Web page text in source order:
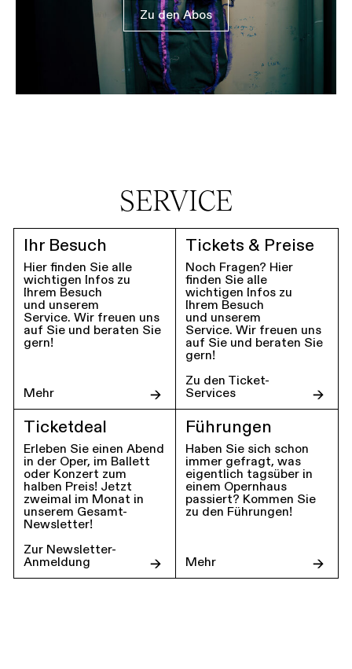
Zu den Abos
SERVICE
Ihr Besuch
Hier finden Sie alle
wichtigen Infos zu
Ihrem Besuch
und unserem
Service. Wir freuen uns
auf Sie und beraten Sie
gern!
Mehr
Tickets & Preise
Noch Fragen? Hier
finden Sie alle
wichtigen Infos zu
Ihrem Besuch
und unserem
Service. Wir freuen uns
auf Sie und beraten Sie
gern!
Zu den Ticket-
Services
Ticketdeal
Erleben Sie einen Abend
in der Oper, im Ballett
oder Konzert zum
halben Preis! Jetzt
zweimal im Monat in
unserem Gesamt-
Newsletter!
Zur Newsletter-
Anmeldung
Führungen
Haben Sie sich schon
immer gefragt, was
eigentlich tagsüber in
einem Opernhaus
passiert? Kommen Sie
zu den Führungen!
Mehr